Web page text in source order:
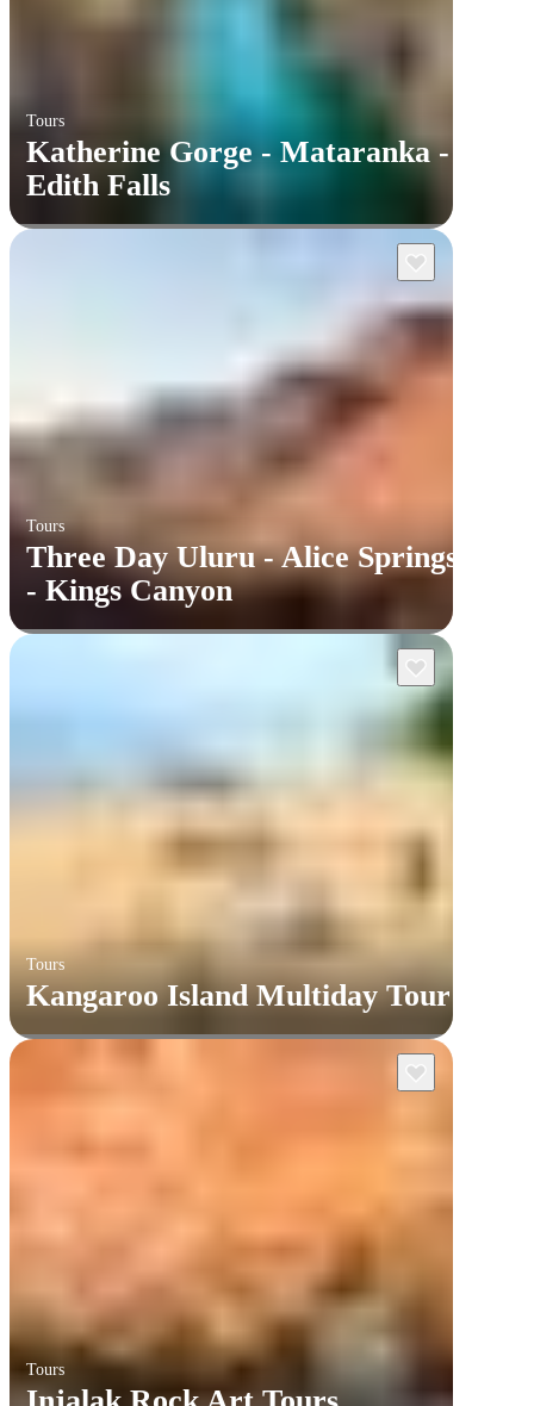
Tours
Katherine Gorge - Mataranka -
Edith Falls
Tours
Three Day Uluru - Alice Springs
- Kings Canyon
Tours
Kangaroo Island Multiday Tour
Tours